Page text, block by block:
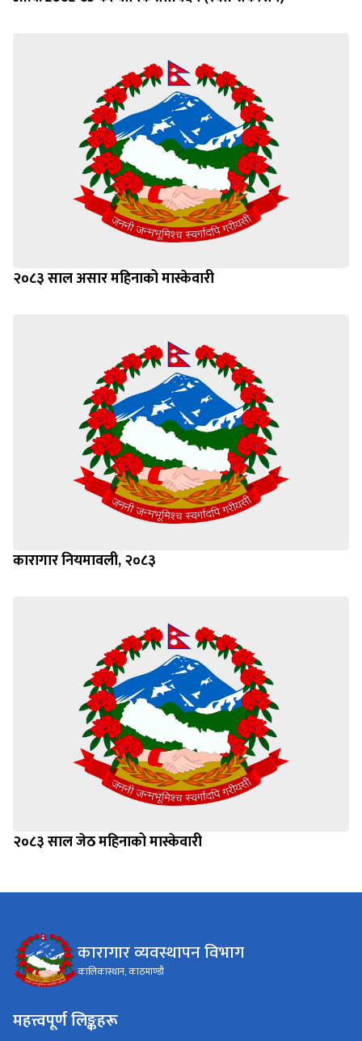
२०८३ साल असार महिनाको मास्केवारी
कारागार नियमावली, २०८३
२०८३ साल जेठ महिनाको मास्केवारी
कारागार व्यवस्थापन विभाग
कालिकास्थान, काठमाण्डौ
महत्त्वपूर्ण लिङ्कहरू